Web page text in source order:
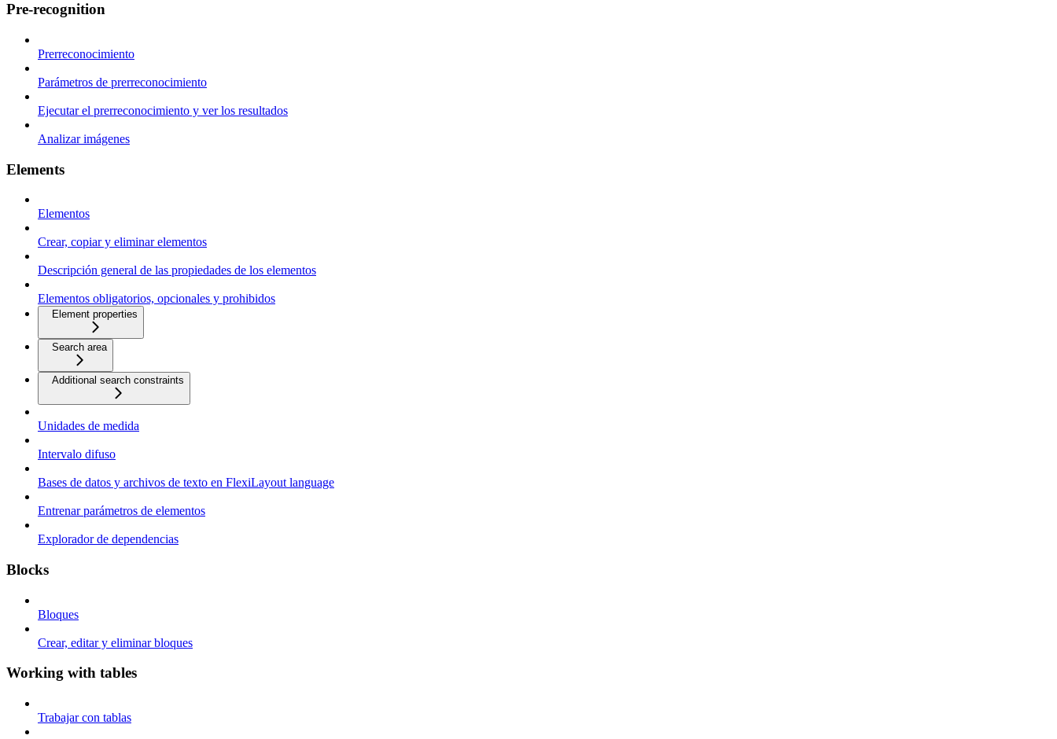
Pre-recognition
Prerreconocimiento
Parámetros de prerreconocimiento
Ejecutar el prerreconocimiento y ver los resultados
Analizar imágenes
Elements
Elementos
Crear, copiar y eliminar elementos
Descripción general de las propiedades de los elementos
Elementos obligatorios, opcionales y prohibidos
Element properties
Search area
Additional search constraints
Unidades de medida
Intervalo difuso
Bases de datos y archivos de texto en FlexiLayout language
Entrenar parámetros de elementos
Explorador de dependencias
Blocks
Bloques
Crear, editar y eliminar bloques
Working with tables
Trabajar con tablas